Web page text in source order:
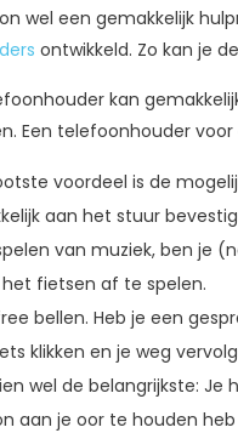
wel een gemakkelijk
ontwikkeld. Zo kan je
kan
Een telefoonhouder
voordeel is de
aan het stuur
van muziek, ben je
fietsen af te spelen.
bellen. Heb je een
klikken en je weg
wel de belangrijkste:
aan je oor te houden